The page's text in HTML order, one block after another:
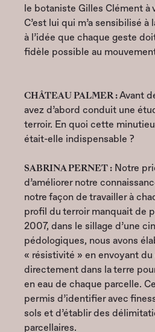
le botaniste Gilles Clément à
C’est lui qui m’a sensibilisé
à l’idée que chaque geste
fidèle possible au
CHÂTEAU PALMER :Avant
avez d’abord conduit une
terroir. En quoi cette
était-elle indispensable ?
SABRINA PERNET : Notre
d’améliorer notre
notre façon de travailler à
profil du terroir manquait de
2007, dans le sillage d’une
pédologiques, nous avons
« résistivité » en envoyant
directement dans la terre
en eau de chaque parcelle.
permis d’identifier avec
sols et d’établir des
parcellaires.